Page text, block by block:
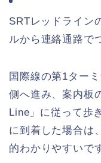
SRTレッドライン
ルから連絡通路で
国際線の第1ター
側へ進み、案内板
Line」に従って歩
に到着した場合は
的わかりやすいで